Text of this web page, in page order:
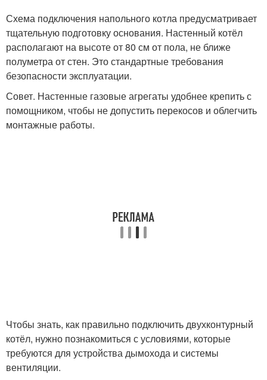
Схема подключения напольного котла предусматривает
тщательную подготовку основания. Настенный котёл
располагают на высоте от 80 см от пола, не ближе
полуметра от стен. Это стандартные требования
безопасности эксплуатации.
Совет. Настенные газовые агрегаты удобнее крепить с
помощником, чтобы не допустить перекосов и облегчить
монтажные работы.
Чтобы знать, как правильно подключить двухконтурный
котёл, нужно познакомиться с условиями, которые
требуются для устройства дымохода и системы
вентиляции.